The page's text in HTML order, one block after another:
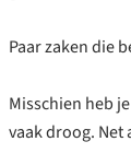
Paar zaken die
Misschien heb
vaak droog. Net